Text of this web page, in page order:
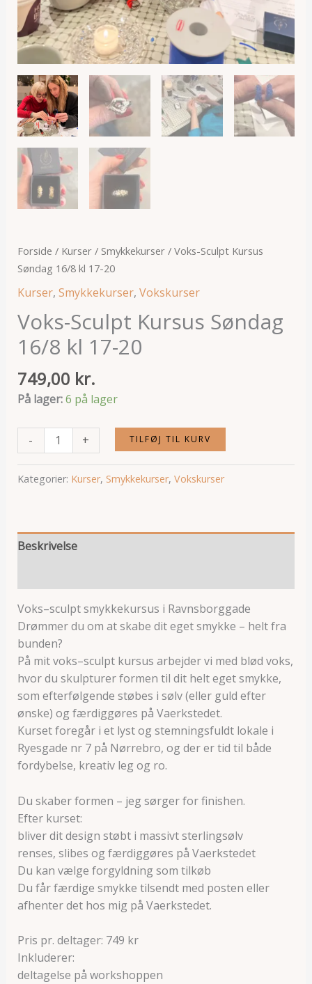
Forside / Kurser/ Smykkekurser/ Voks-Sculpt Kursus
Søndag 16/8 kl 17-20
Kurser, Smykkekurser, Vokskurser
Voks-Sculpt Kursus Søndag
16/8 kl 17-20
749,00 kr.
På lager:6 på lager
-
Sculpt
Kursus
Søndag
17-
+ TILFØJ TIL KURV
Kategorier: Kurser, Smykkekurser, Vokskurser
Beskrivelse
Voks–sculpt smykkekursus i Ravnsborggade
Drømmer du om at skabe dit eget smykke – helt fra
bunden?
På mit voks–sculpt kursus arbejder vi med blød voks,
hvor du skulpturer formen til dit helt eget smykke,
som efterfølgende støbes i sølv (eller guld efter
ønske) og færdiggøres på Vaerkstedet.
Kurset foregår i et lyst og stemningsfuldt lokale i
Ryesgade nr 7 på Nørrebro, og der er tid til både
fordybelse, kreativ leg og ro.
Du skaber formen – jeg sørger for finishen.
Efter kurset:
bliver dit design støbt i massivt sterlingsølv
renses, slibes og færdiggøres på Vaerkstedet
Du kan vælge forgyldning som tilkøb
Du får færdige smykke tilsendt med posten eller
afhenter det hos mig på Vaerkstedet.
Pris pr. deltager: 749 kr
Inkluderer:
deltagelse på workshoppen